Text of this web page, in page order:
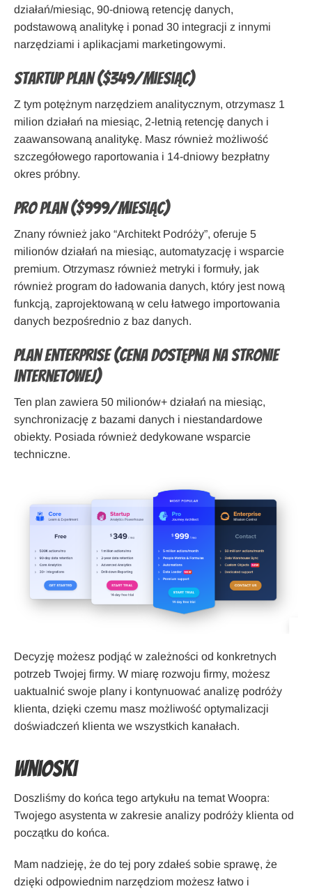
działań/miesiąc, 90-dniową retencję danych,
podstawową analitykę i ponad 30 integracji z innymi
narzędziami i aplikacjami marketingowymi.
Startup Plan ($349/miesiąc)
Z tym potężnym narzędziem analitycznym, otrzymasz 1
milion działań na miesiąc, 2-letnią retencję danych i
zaawansowaną analitykę. Masz również możliwość
szczegółowego raportowania i 14-dniowy bezpłatny
okres próbny.
Pro Plan ($999/miesiąc)
Znany również jako “Architekt Podróży”, oferuje 5
milionów działań na miesiąc, automatyzację i wsparcie
premium. Otrzymasz również metryki i formuły, jak
również program do ładowania danych, który jest nową
funkcją, zaprojektowaną w celu łatwego importowania
danych bezpośrednio z baz danych.
Plan Enterprise (cena dostępna na stronie
internetowej)
Ten plan zawiera 50 milionów+ działań na miesiąc,
synchronizację z bazami danych i niestandardowe
obiekty. Posiada również dedykowane wsparcie
techniczne.
Decyzję możesz podjąć w zależności od konkretnych
potrzeb Twojej firmy. W miarę rozwoju firmy, możesz
uaktualnić swoje plany i kontynuować analizę podróży
klienta, dzięki czemu masz możliwość optymalizacji
doświadczeń klienta we wszystkich kanałach.
Wnioski
Doszliśmy do końca tego artykułu na temat Woopra:
Twojego asystenta w zakresie analizy podróży klienta od
początku do końca.
Mam nadzieję, że do tej pory zdałeś sobie sprawę, że
dzięki odpowiednim narzędziom możesz łatwo i